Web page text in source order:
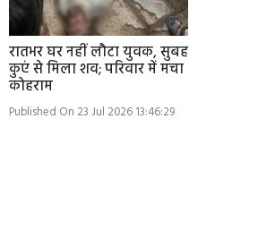
रातभर घर नहीं लौटा युवक, सुबह
कुएं से मिला शव; परिवार में मचा
कोहराम
Published On 23 Jul 2026 13:46:29